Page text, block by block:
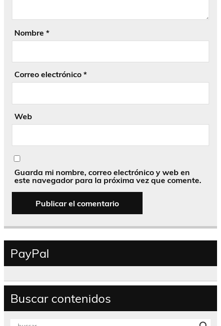
Nombre *
Correo electrónico *
Web
Guarda mi nombre, correo electrónico y web en
este navegador para la próxima vez que comente.
PayPal
Buscar contenidos